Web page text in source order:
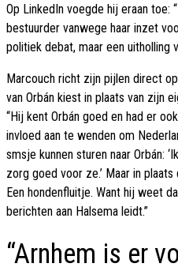
Op LinkedIn voegde hij eraan toe:
bestuurder vanwege haar inzet
politiek debat, maar een uitholling
Marcouch richt zijn pijlen direct
van Orbán kiest in plaats van zijn
“Hij kent Orbán goed en had er
invloed aan te wenden om
smsje kunnen sturen naar Orbán:
zorg goed voor ze.’ Maar in
Een hondenfluitje. Want hij weet
berichten aan Halsema leidt.”
“Arnhem is er